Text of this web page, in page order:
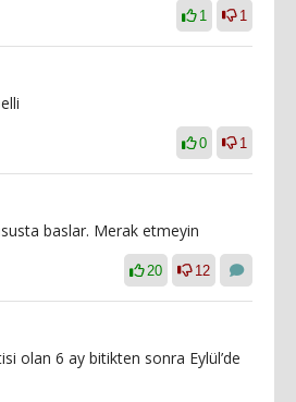
1 1
0 1
baslar. Merak etmeyin
20 12
olan 6 ay bitikten sonra Eylül’de